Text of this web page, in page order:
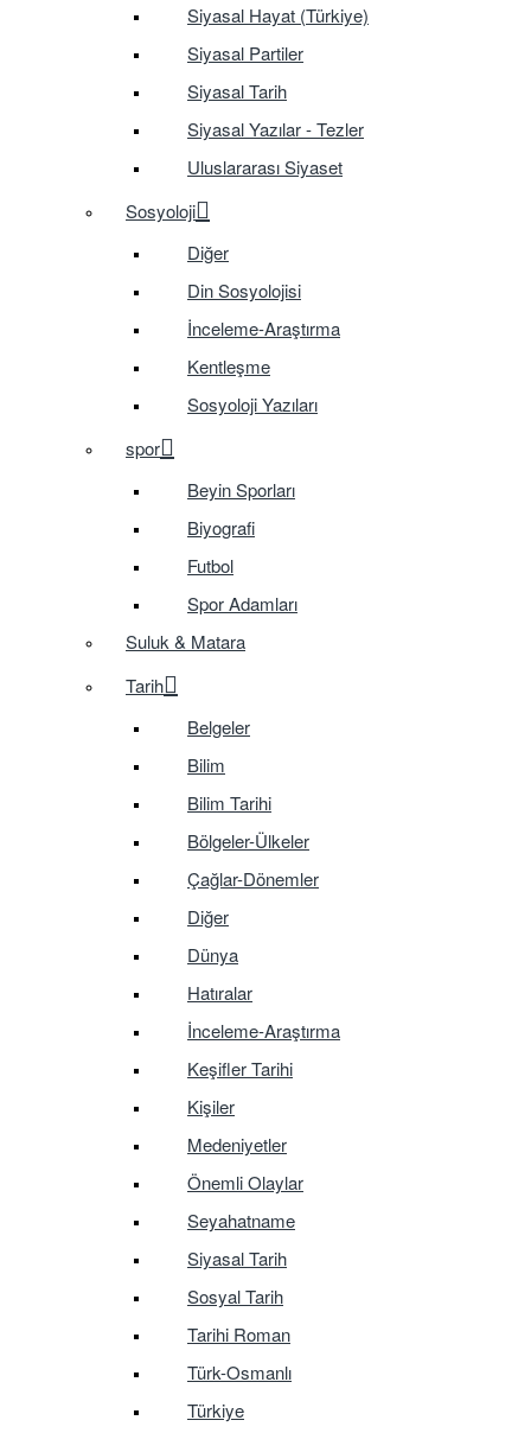
Siyasal Hayat (Türkiye)
Siyasal Partiler
Siyasal Tarih
Siyasal Yazılar - Tezler
Uluslararası Siyaset
Sosyoloji
Diğer
Din Sosyolojisi
İnceleme-Araştırma
Kentleşme
Sosyoloji Yazıları
spor
Beyin Sporları
Biyografi
Futbol
Spor Adamları
Suluk & Matara
Tarih
Belgeler
Bilim
Bilim Tarihi
Bölgeler-Ülkeler
Çağlar-Dönemler
Diğer
Dünya
Hatıralar
İnceleme-Araştırma
Keşifler Tarihi
Kişiler
Medeniyetler
Önemli Olaylar
Seyahatname
Siyasal Tarih
Sosyal Tarih
Tarihi Roman
Türk-Osmanlı
Türkiye